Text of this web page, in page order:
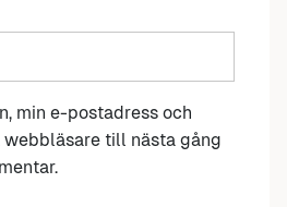
min e-postadress och
till nästa gång